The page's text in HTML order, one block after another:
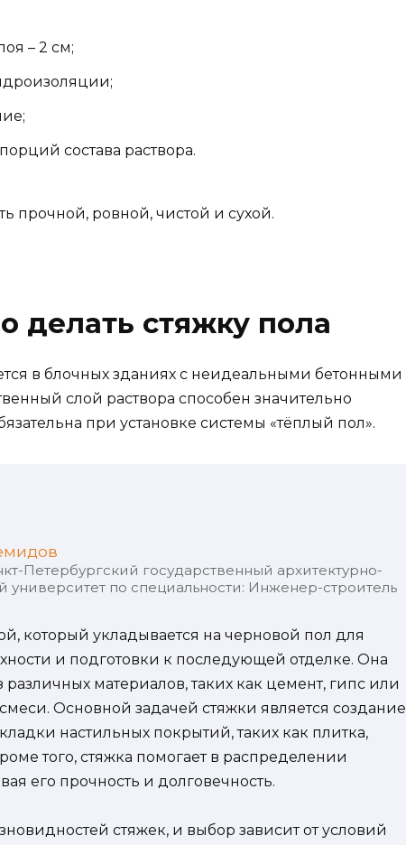
– 2 см;
состава раствора.
прочной, ровной, чистой и сухой.
делать стяжку пола
в блочных зданиях с неидеальными бетонными
слой раствора способен значительно
при установке системы «тёплый пол».
Петербургский государственный архитектурно-
университет по специальности: Инженер-строитель
который укладывается на черновой пол для
и подготовки к последующей отделке. Она
материалов, таких как цемент, гипс или
Основной задачей стяжки является создание
настильных покрытий, таких как плитка,
того, стяжка помогает в распределении
его прочность и долговечность.
стяжек, и выбор зависит от условий